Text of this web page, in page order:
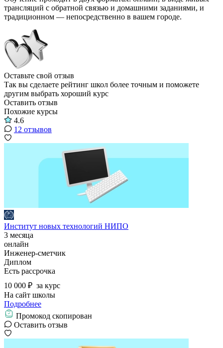
трансляций с обратной связью и домашними заданиями, и
традиционном — непосредственно в вашем городе.
Оставьте свой отзыв
Так вы сделаете рейтинг школ более точным и поможете
другим выбрать хороший курс
Оставить отзыв
Похожие курсы
4.6
12 отзывов
Институт новых технологий НИПО
3 месяца
онлайн
Инженер-сметчик
Диплом
Есть рассрочка
10 000 ₽ за курс
На сайт школы
Подробнее
Промокод скопирован
Оставить отзыв